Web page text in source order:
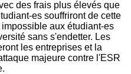
des frais plus élevés que
es souffriront de cette
aux étudiant-es
sans s'endetter. Les
les entreprises et la
majeure contre l'ESR